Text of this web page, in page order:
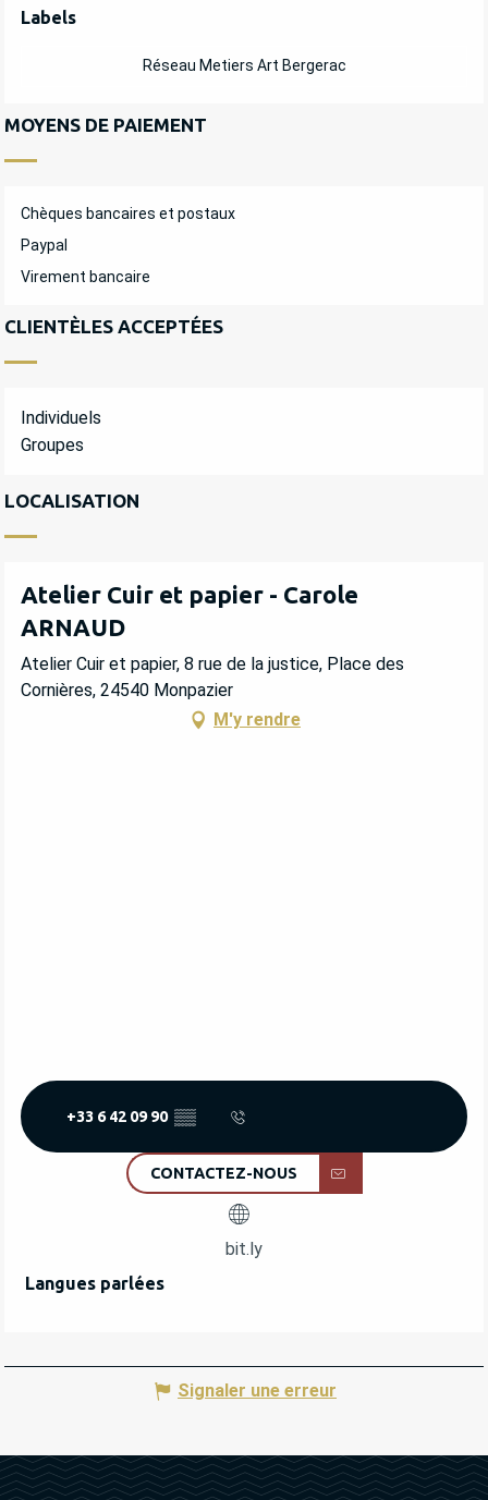
OFFRES DE PRESTATIONS
Labels
Labels
Réseau Metiers Art Bergerac
MOYENS DE PAIEMENT
Chèques bancaires et postaux
Paypal
Virement bancaire
CLIENTÈLES ACCEPTÉES
Individuels
Groupes
LOCALISATION
Atelier Cuir et papier - Carole
ARNAUD
Atelier Cuir et papier, 8 rue de la justice, Place des
Cornières, 24540 Monpazier
M'y rendre
+33 6 42 09 90 ▒▒
CONTACTEZ-NOUS
bit.ly
Langues parlées
Langues parlées
Signaler une erreur